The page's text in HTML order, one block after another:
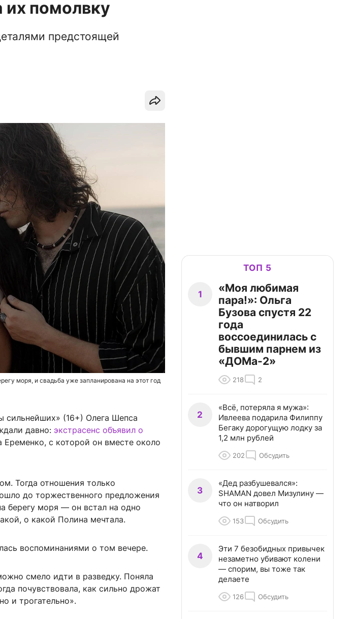
помолвку
предстоящей
моря, и свадьба уже запланирована на этот год
сильнейших» (16+) Олега Шепса
давно: экстрасенс объявил о
Еременко, с которой он вместе около
Тогда отношения только
до торжественного предложения
берегу моря — он встал на одно
о какой Полина мечтала.
воспоминаниями о том вечере.
смело идти в разведку. Поняла
почувствовала, как сильно дрожат
и трогательно».
ТОП 5
1
«Моя любимая
пара!»: Ольга
Бузова спустя 22
года
воссоединилась с
бывшим парнем из
«ДОМа-2»
218 2
2
«Всё, потеряла я мужа»:
Ивлеева подарила Филиппу
Бегаку дорогущую лодку за
1,2 млн рублей
202 Обсудить
3
«Дед разбушевался»:
SHAMAN довел Мизулину —
что он натворил
153 Обсудить
4
Эти 7 безобидных привычек
незаметно убивают колени
— спорим, вы тоже так
делаете
126 Обсудить